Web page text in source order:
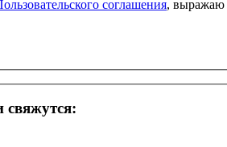
соглашения, выражаю
свяжутся: